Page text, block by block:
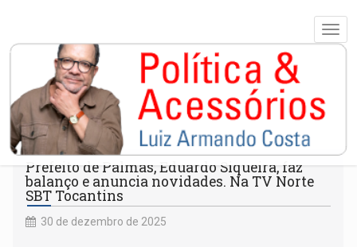
BALANÇO
Prefeito de Palmas, Eduardo Siqueira, faz
balanço e anuncia novidades. Na TV Norte
SBT Tocantins
30 de dezembro de 2025